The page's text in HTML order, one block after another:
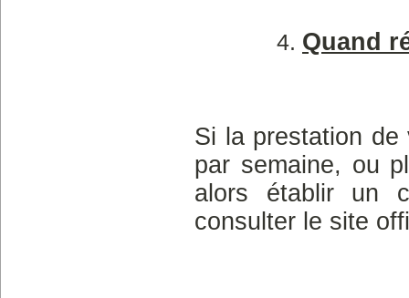
Quand
Si la prestation
par semaine, ou
alors établir un
consulter le site